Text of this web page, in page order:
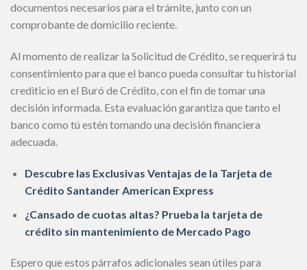
documentos necesarios para el trámite, junto con un
comprobante de domicilio reciente.
Al momento de realizar la Solicitud de Crédito, se requerirá tu
consentimiento para que el banco pueda consultar tu historial
crediticio en el Buró de Crédito, con el fin de tomar una
decisión informada. Esta evaluación garantiza que tanto el
banco como tú estén tomando una decisión financiera
adecuada.
Descubre las Exclusivas Ventajas de la Tarjeta de
Crédito Santander American Express
¿Cansado de cuotas altas? Prueba la tarjeta de
crédito sin mantenimiento de Mercado Pago
Espero que estos párrafos adicionales sean útiles para